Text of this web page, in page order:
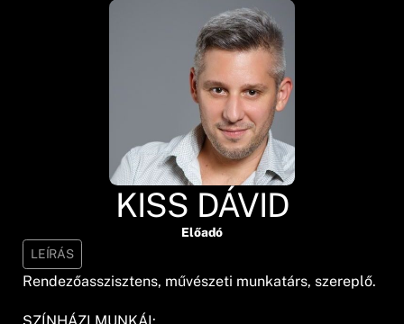
KISS DÁVID
Előadó
LEÍRÁS
Rendezőasszisztens, művészeti munkatárs, szereplő.
SZÍNHÁZI MUNKÁI: